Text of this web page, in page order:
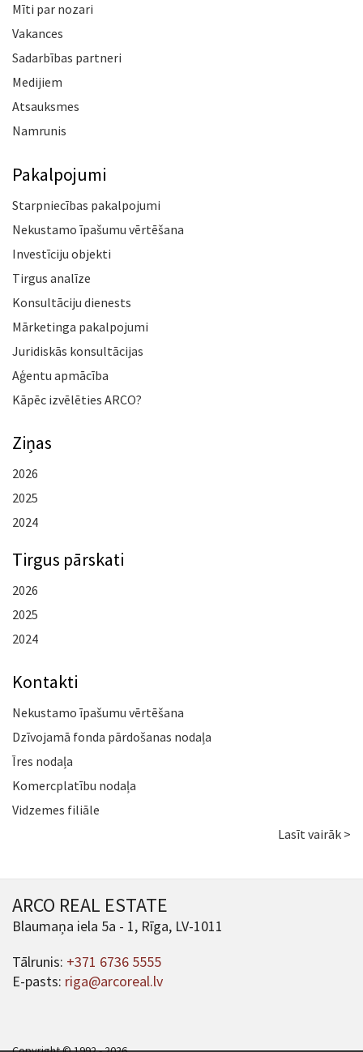
Mīti par nozari
Vakances
Sadarbības partneri
Medijiem
Atsauksmes
Namrunis
Pakalpojumi
Starpniecības pakalpojumi
Nekustamo īpašumu vērtēšana
Investīciju objekti
Tirgus analīze
Konsultāciju dienests
Mārketinga pakalpojumi
Juridiskās konsultācijas
Aģentu apmācība
Kāpēc izvēlēties ARCO?
Ziņas
2026
2025
2024
Tirgus pārskati
2026
2025
2024
Kontakti
Nekustamo īpašumu vērtēšana
Dzīvojamā fonda pārdošanas nodaļa
Īres nodaļa
Komercplatību nodaļa
Vidzemes filiāle
Lasīt vairāk >
ARCO REAL ESTATE
Blaumaņa iela 5a - 1, Rīga, LV-1011
Tālrunis: +371 6736 5555
E-pasts: riga@arcoreal.lv